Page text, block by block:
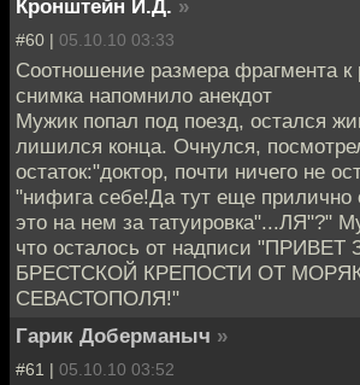
Кронштейн И.Д. »
#60 | 05.10.10 03:33
Соотношение размера фрагмента к
снимка напомнило анекдот
Мужик попал под поезд, остался
лишился конца. Очнулся,
остаток:"доктор, почти ничего не
"нифига себе!Да тут еще прилично
это на нем за татуировка"...ЛЯ"?"
что осталось от надписи
БРЕСТСКОЙ КРЕПОСТИ ОТ
СЕВАСТОПОЛЯ!"
Гарик Доберманыч »
#61 | 05.10.10 03:52